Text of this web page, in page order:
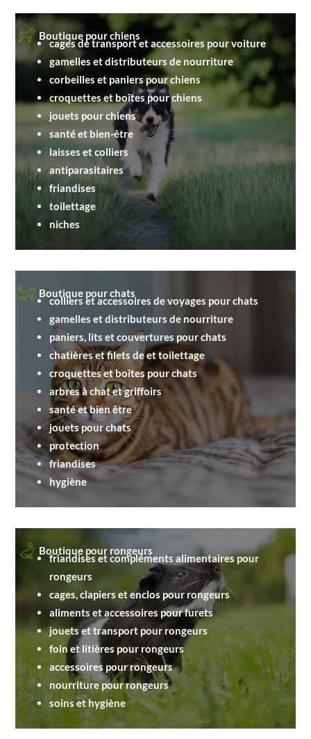
Boutique pour chiens
cages de transport et accessoires pour voiture
gamelles et distributeurs de nourriture
corbeilles et paniers pour chiens
croquettes et boîtes pour chiens
jouets pour chiens
santé et bien-être
laisses et colliers
antiparasitaires
friandises
toilettage
niches
Boutique pour chats
colliers et accessoires de voyages pour chats
gamelles et distributeurs de nourriture
paniers, lits et couvertures pour chats
chatières et filets de et toilettage
croquettes et boîtes pour chats
arbres à chat et griffoirs
santé et bien être
jouets pour chats
protection
friandises
hygiène
Boutique pour rongeurs
friandises et compléments alimentaires pour
rongeurs
cages, clapiers et enclos pour rongeurs
aliments et accessoires pour furets
jouets et transport pour rongeurs
foin et litières pour rongeurs
accessoires pour rongeurs
nourriture pour rongeurs
soins et hygiène